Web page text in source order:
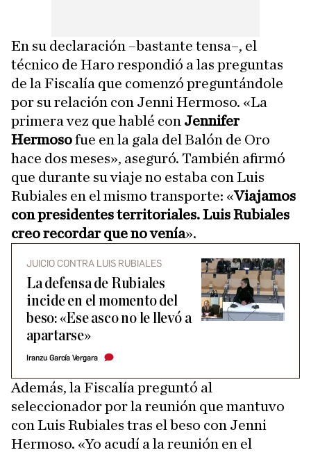
En su declaración –bastante tensa–, el
técnico de Haro respondió a las preguntas
de la Fiscalía que comenzó preguntándole
por su relación con Jenni Hermoso. «La
primera vez que hablé con Jennifer
Hermosofue en la gala del Balón de Oro
hace dos meses», aseguró. También afirmó
que durante su viaje no estaba con Luis
Rubiales en el mismo transporte: «Viajamos
con presidentes territoriales. Luis Rubiales
creo recordar que no venía».
JUICIO CONTRA LUIS RUBIALES
La defensa de Rubiales
incide en el momento del
beso: «Ese asco no le llevó a
apartarse»
Iranzu García Vergara
Además, la Fiscalía preguntó al
seleccionador por la reunión que mantuvo
con Luis Rubiales tras el beso con Jenni
Hermoso. «Yo acudí a la reunión en el